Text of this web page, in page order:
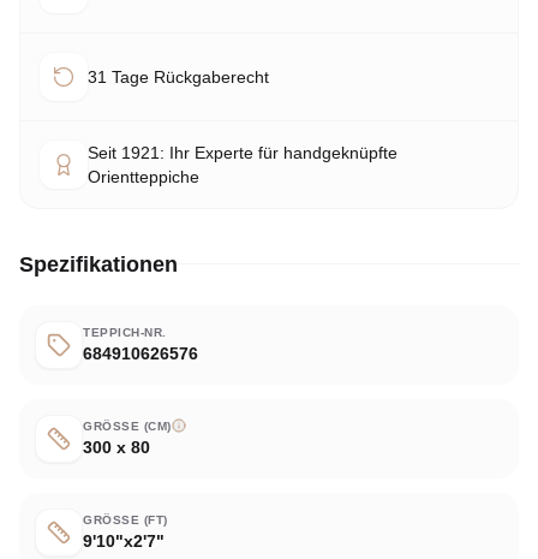
31 Tage Rückgaberecht
Seit 1921: Ihr Experte für handgeknüpfte
Orientteppiche
Spezifikationen
TEPPICH-NR.
684910626576
GRÖSSE (CM)
300 x 80
GRÖSSE (FT)
9'10"x2'7"